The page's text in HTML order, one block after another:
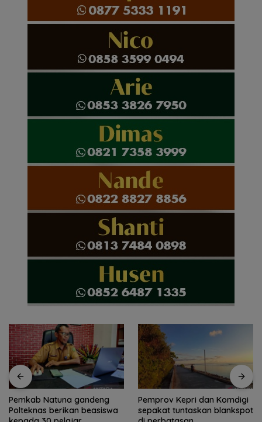
Pemkab Natuna gandeng
Polteknas berikan beasiswa
Pemprov Kepri dan Komdigi
sepakat tuntaskan blankspot